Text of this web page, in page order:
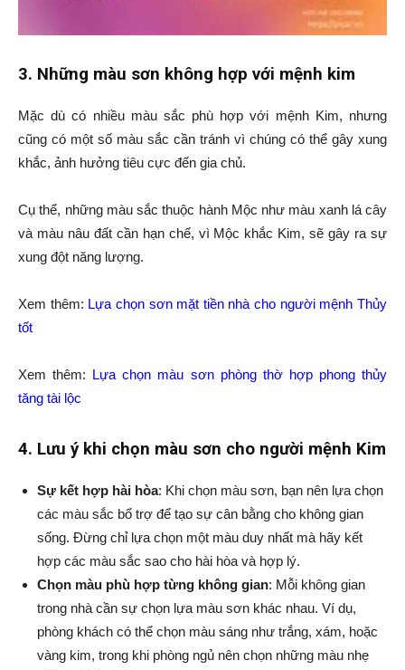
3. Những màu sơn không hợp với mệnh kim
Mặc dù có nhiều màu sắc phù hợp với mệnh Kim, nhưng
cũng có một số màu sắc cần tránh vì chúng có thể gây xung
khắc, ảnh hưởng tiêu cực đến gia chủ.
Cụ thể, những màu sắc thuộc hành Mộc như màu xanh lá cây
và màu nâu đất cần hạn chế, vì Mộc khắc Kim, sẽ gây ra sự
xung đột năng lượng.
Xem thêm: Lựa chọn sơn mặt tiền nhà cho người mệnh Thủy
tốt
Xem thêm: Lựa chọn màu sơn phòng thờ hợp phong thủy
tăng tài lộc
4. Lưu ý khi chọn màu sơn cho người mệnh Kim
Sự kết hợp hài hòa: Khi chọn màu sơn, bạn nên lựa chọn
các màu sắc bổ trợ để tạo sự cân bằng cho không gian
sống. Đừng chỉ lựa chọn một màu duy nhất mà hãy kết
hợp các màu sắc sao cho hài hòa và hợp lý.
Chọn màu phù hợp từng không gian: Mỗi không gian
trong nhà cần sự chọn lựa màu sơn khác nhau. Ví dụ,
phòng khách có thể chọn màu sáng như trắng, xám, hoặc
vàng kim, trong khi phòng ngủ nên chọn những màu nhẹ